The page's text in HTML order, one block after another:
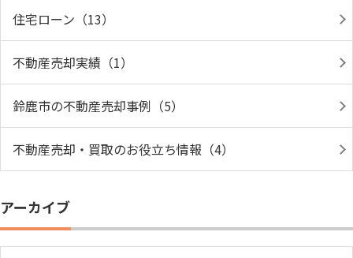
住宅ローン（13）
不動産売却実績（1）
鈴鹿市の不動産売却事例（5）
不動産売却・買取のお役立ち情報（4）
アーカイブ